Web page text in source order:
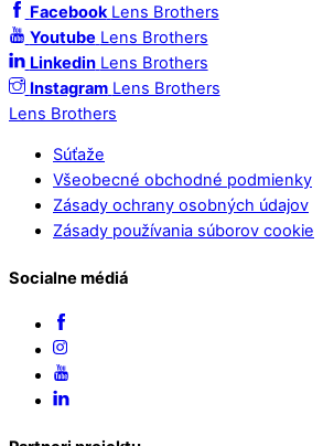
Facebook Lens Brothers
Youtube Lens Brothers
Linkedin Lens Brothers
Instagram Lens Brothers
Lens Brothers
Súťaže
Všeobecné obchodné podmienky
Zásady ochrany osobných údajov
Zásady používania súborov cookie
Socialne médiá